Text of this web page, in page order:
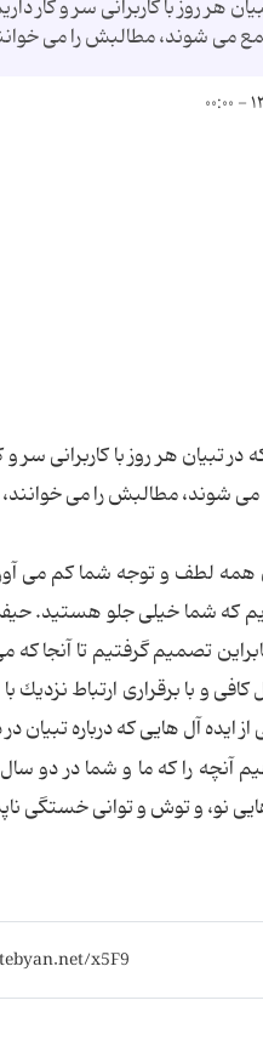
هر روز با كاربرانی سر و كار
می شوند، مطالبش را می
تبیان هر روز با كاربرانی سر
شوند، مطالبش را می
همه لطف و توجه شما كم می
كه شما خیلی جلو هستید.
تصمیم گرفتیم تا آنجا
و با برقراری ارتباط
ایده آل هایی كه درباره تبیان
آنچه را كه ما و شما در دو
نو، و توش و توانی خستگی